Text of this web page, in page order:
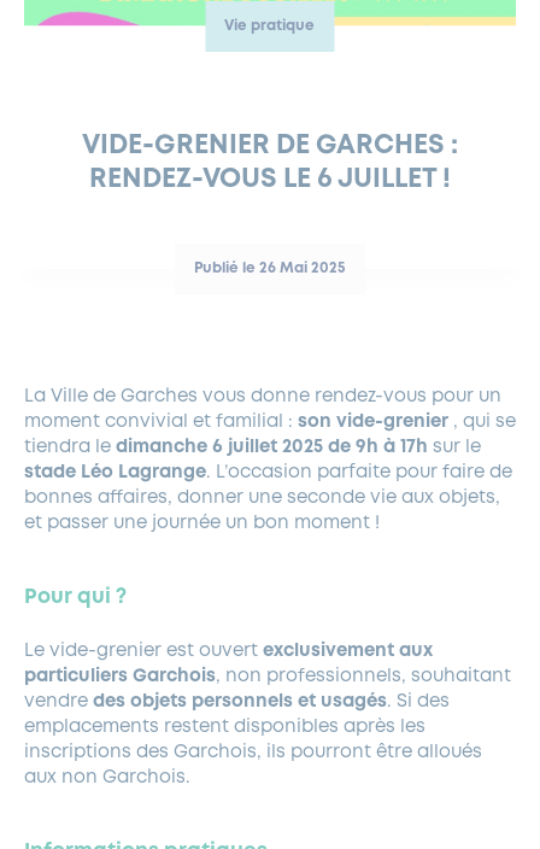
EAU POTABLE ET ASSAINISSEMENT
DÉCLARATION DE CATASTROPHE NATURELLE
LOCATION DE SALLES
INFORMATIONS PRATIQUES
SUBVENTIONS
FERMETURES EXCEPTIONNELLES
PANNEAUX D’AFFICHAGE LIBRE
GRÖBENZELL
DÉVELOPPEMENT DURABLE
DEMANDE D’ABATTAGE
GESTION DU PATRIMOINE ARBORÉ
Vie pratique
VIDE-GRENIER DE GARCHES :
RENDEZ-VOUS LE 6 JUILLET !
Publié le 26 Mai 2025
La Ville de Garches vous donne rendez-vous pour un
moment convivial et familial : son vide-grenier , qui se
tiendra le dimanche 6 juillet 2025 de 9h à 17h sur le
stade Léo Lagrange. L’occasion parfaite pour faire de
bonnes affaires, donner une seconde vie aux objets,
et passer une journée un bon moment !
Pour qui ?
Le vide-grenier est ouvert exclusivement aux
particuliers Garchois, non professionnels, souhaitant
vendre des objets personnels et usagés. Si des
emplacements restent disponibles après les
inscriptions des Garchois, ils pourront être alloués
aux non Garchois.